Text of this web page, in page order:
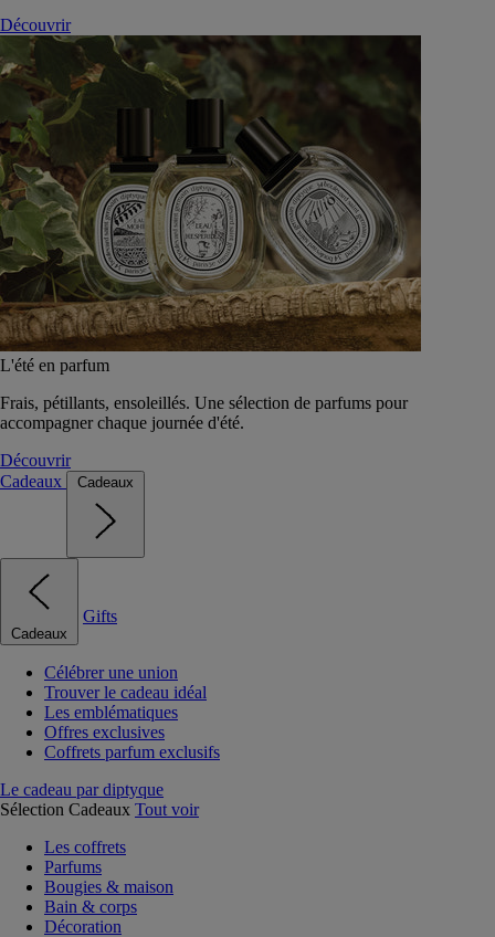
Découvrir
L'été en parfum
Frais, pétillants, ensoleillés. Une sélection de parfums pour
accompagner chaque journée d'été.
Découvrir
Cadeaux
Cadeaux
Cadeaux
Gifts
Célébrer une union
Trouver le cadeau idéal
Les emblématiques
Offres exclusives
Coffrets parfum exclusifs
Le cadeau par diptyque
Sélection Cadeaux Tout voir
Les coffrets
Parfums
Bougies & maison
Bain & corps
Décoration